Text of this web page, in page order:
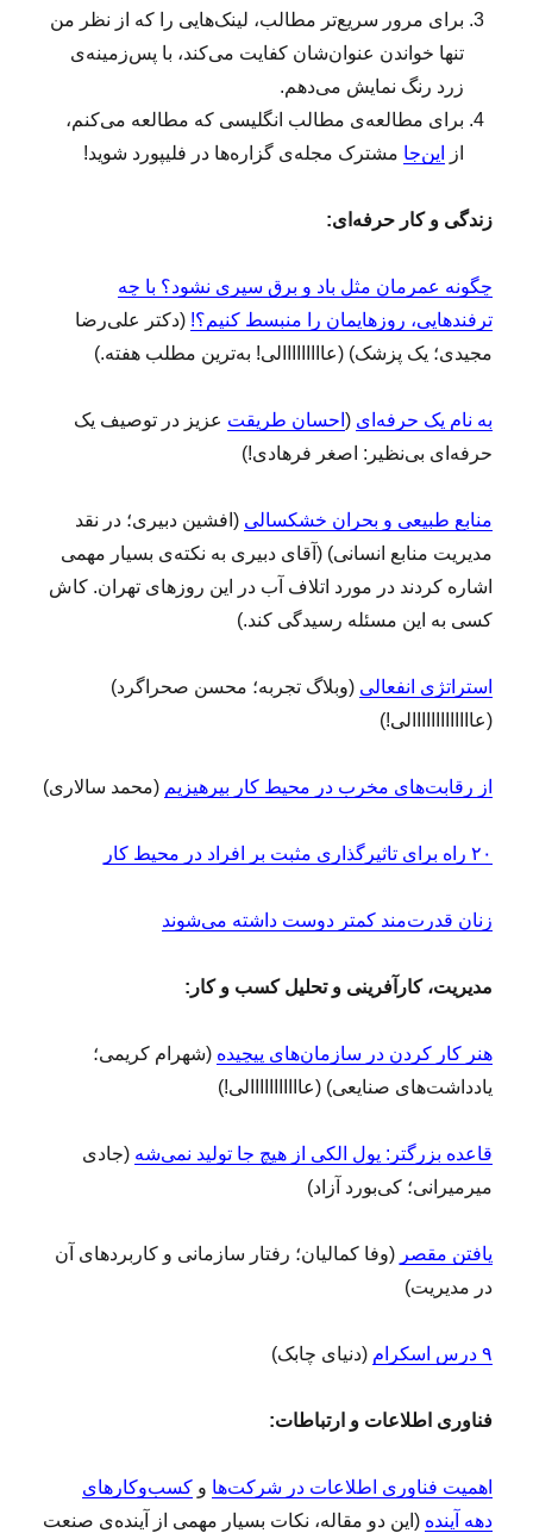
۷
)
برای مرور سریع‌تر مطالب، لینک‌هایی را که از نظر من
تنها خواندن عنوان‌شان کفایت می‌کند، با پس‌زمینه‌ی
زرد رنگ نمایش می‌دهم.
برای مطالعه‌ی مطالب انگلیسی که مطالعه می‌کنم،
از
این‌جا مشترک مجله‌ی گزاره‌ها در فلیپورد شوید!
زندگی و کار حرفه‌ای:
چگونه عمرمان مثل باد و برق سپری نشود؟ با چه
ترفندهایی، روزهایمان را منبسط کنیم؟! (دکتر علی‌رضا
مجیدی؛ یک پزشک) (عااااااااالی! به‌ترین مطلب هفته.)
به نام یک حرفه‌ای ( احسان طریقت عزیز در توصیف یک
حرفه‌ای بی‌نظیر: اصغر فرهادی!)
منابع طبیعی و بحران خشکسالی (افشین دبیری؛ در نقد
مدیریت منابع انسانی) (آقای دبیری به نکته‌ی بسیار مهمی
اشاره کردند در مورد اتلاف آب در این روزهای تهران. کاش
کسی به این مسئله رسیدگی کند.)
استراتژی انفعالی (وبلاگ تجربه؛ محسن صحراگرد)
(عااااااااااااالی!)
از رقابت‌های مخرب در محیط کار بپرهیزیم (محمد سالاری)
۲۰ راه برای تاثیرگذاری مثبت بر افراد در محیط کار
زنان قدرت‌مند کمتر دوست داشته می‌شوند
مدیریت، کارآفرینی و تحلیل کسب و کار:
هنر کار کردن در سازمان‌های پیچیده (شهرام کریمی؛
یادداشت‌های صنایعی) (عااااااااااالی!)
قاعده بزرگتر: پول الکی از هیچ جا تولید نمی‌شه (جادی
میرمیرانی؛ کی‌بورد آزاد)
یافتن مقصر (وفا کمالیان؛ رفتار سازمانی و کاربردهای آن
در مدیریت)
۹ درس اسکرام (دنیای چابک)
فناوری اطلاعات و ارتباطات:
اهمیت فناوری اطلاعات در شرکت‌ها وکسب‌وکارهای
دهه آینده (این دو مقاله، نکات بسیار مهمی از آینده‌ی صنعت